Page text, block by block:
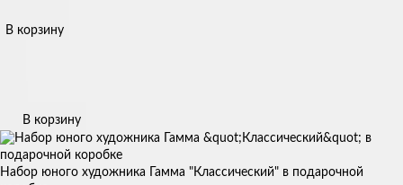
В корзину
В корзину
Набор юного художника Гамма "Классический" в подарочной